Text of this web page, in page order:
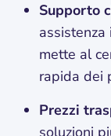
Supporto
mette al
rapida dei
Prezzi
soluzioni